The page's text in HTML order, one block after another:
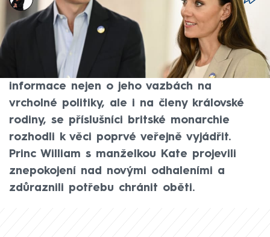
Akt. 9. úno 2026, 11:21• 9. úno 2026, 10:50
V době, kdy kauza sexuálního predátora
Jeffreyho Epsteina nabírá na obrátkách a
na povrch vyplouvají nové šokující
informace nejen o jeho vazbách na
vrcholné politiky, ale i na členy královské
rodiny, se příslušníci britské monarchie
rozhodli k věci poprvé veřejně vyjádřit.
Princ William s manželkou Kate projevili
znepokojení nad novými odhaleními a
zdůraznili potřebu chránit oběti.